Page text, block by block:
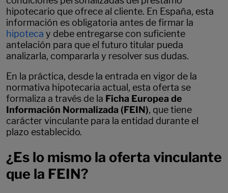
hipotecario que ofrece al cliente. En España, esta
información es obligatoria antes de firmar la
hipoteca y debe entregarse con suficiente
antelación para que el futuro titular pueda
analizarla, compararla y resolver sus dudas.
En la práctica, desde la entrada en vigor de la
normativa hipotecaria actual, esta oferta se
formaliza a través de la Ficha Europea de
Información Normalizada (FEIN), que tiene
carácter vinculante para la entidad durante el
plazo establecido.
¿Es lo mismo la oferta vinculante
que la FEIN?